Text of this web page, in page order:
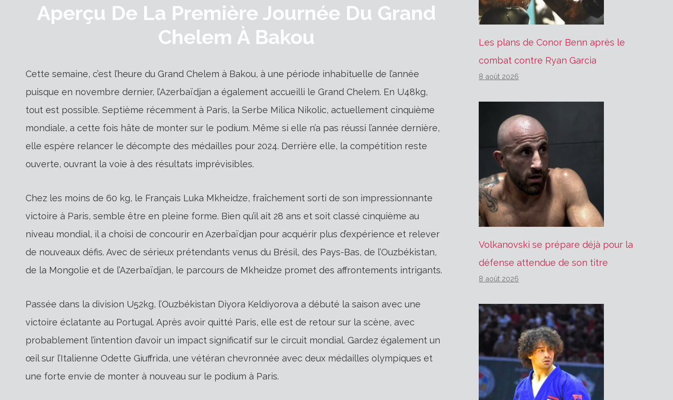
Aperçu De La Première Journée Du Grand
Chelem À Bakou
Cette semaine, c’est l’heure du Grand Chelem à Bakou, à une période inhabituelle de l’année
puisque en novembre dernier, l’Azerbaïdjan a également accueilli le Grand Chelem. En U48kg,
tout est possible. Septième récemment à Paris, la Serbe Milica Nikolic, actuellement cinquième
mondiale, a cette fois hâte de monter sur le podium. Même si elle n’a pas réussi l’année dernière,
elle espère relancer le décompte des médailles pour 2024. Derrière elle, la compétition reste
ouverte, ouvrant la voie à des résultats imprévisibles.
Chez les moins de 60 kg, le Français Luka Mkheidze, fraîchement sorti de son impressionnante
victoire à Paris, semble être en pleine forme. Bien qu’il ait 28 ans et soit classé cinquième au
niveau mondial, il a choisi de concourir en Azerbaïdjan pour acquérir plus d’expérience et relever
de nouveaux défis. Avec de sérieux prétendants venus du Brésil, des Pays-Bas, de l’Ouzbékistan,
de la Mongolie et de l’Azerbaïdjan, le parcours de Mkheidze promet des affrontements intrigants.
Passée dans la division U52kg, l’Ouzbékistan Diyora Keldiyorova a débuté la saison avec une
victoire éclatante au Portugal. Après avoir quitté Paris, elle est de retour sur la scène, avec
probablement l’intention d’avoir un impact significatif sur le circuit mondial. Gardez également un
œil sur l’Italienne Odette Giuffrida, une vétéran chevronnée avec deux médailles olympiques et
une forte envie de monter à nouveau sur le podium à Paris.
Les plans de Conor Benn après le
combat contre Ryan Garcia
8 août 2026
Volkanovski se prépare déjà pour la
défense attendue de son titre
8 août 2026